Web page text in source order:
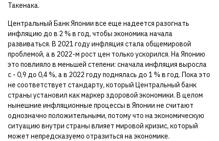
Такенака.
Центральный Банк Японии все еще надеется разогнать
инфляцию до в 2 % в год, чтобы экономика начала
развиваться. В 2021 году инфляция стала общемировой
проблемой, а в 2022-м рост цен только ускорился. На Японию
это повлияло в меньшей степени: сначала инфляция выросла
с - 0,9 до 0,4 %, а в 2022 году поднялась до 1 % в год. Пока это
не соответствует стандарту, который Центральный банк
страны установил как маркер здоровой экономики. В целом
нынешние инфляционные процессы в Японии не считают
однозначно положительными, потому что на экономическую
ситуацию внутри страны влияет мировой кризис, который
может непредсказуемо отразиться на экономике.